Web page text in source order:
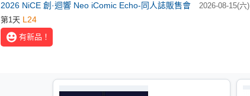
2026 NiCE 創·迴響 Neo iComic Echo-同人誌販售會
2026-08-15(六)
第1天 L24
有新品！